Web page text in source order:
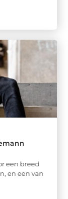
een breed
en een van